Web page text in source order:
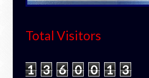
Total Visitors
1 3 6 0 0 1 3